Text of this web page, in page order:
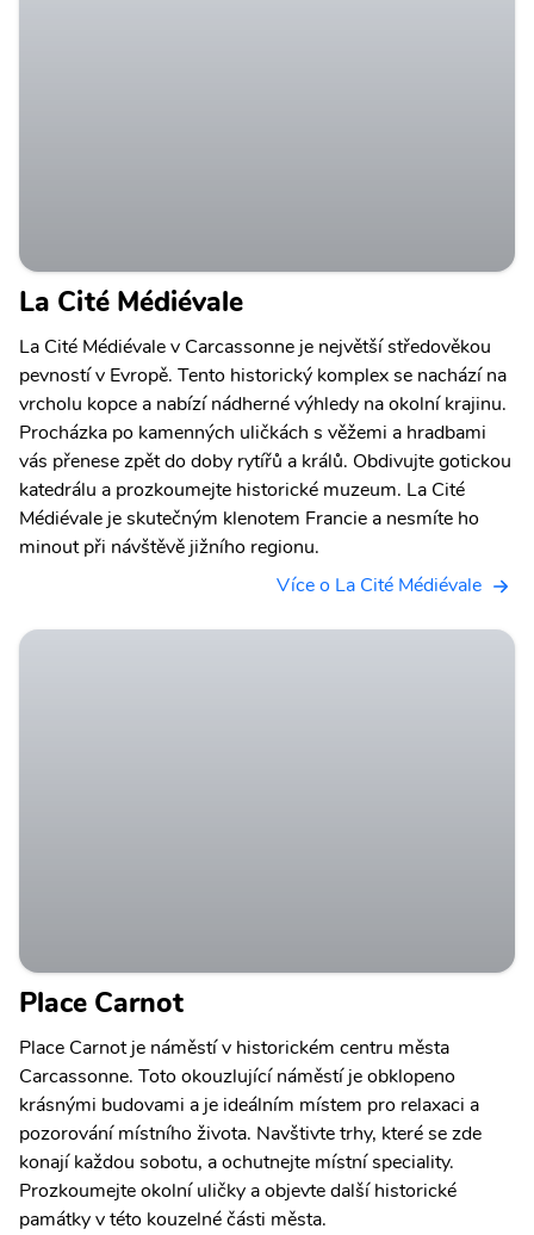
La Cité Médiévale
La Cité Médiévale v Carcassonne je největší středověkou
pevností v Evropě. Tento historický komplex se nachází na
vrcholu kopce a nabízí nádherné výhledy na okolní krajinu.
Procházka po kamenných uličkách s věžemi a hradbami
vás přenese zpět do doby rytířů a králů. Obdivujte gotickou
katedrálu a prozkoumejte historické muzeum. La Cité
Médiévale je skutečným klenotem Francie a nesmíte ho
minout při návštěvě jižního regionu.
Více o La Cité Médiévale
Place Carnot
Place Carnot je náměstí v historickém centru města
Carcassonne. Toto okouzlující náměstí je obklopeno
krásnými budovami a je ideálním místem pro relaxaci a
pozorování místního života. Navštivte trhy, které se zde
konají každou sobotu, a ochutnejte místní speciality.
Prozkoumejte okolní uličky a objevte další historické
památky v této kouzelné části města.